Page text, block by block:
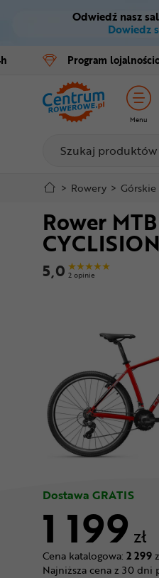
Menu
Informacje o
Do
Szczegółowe
Stopka
Mapa
Odwiedź nasz
Dowiedz
Program
Menu
Rowery
E-bike
Części
Akcesoria
Odzież
Kaski
Buty
Superoferta
> Rowery > Górskie
Rower MTB
5,0 2 opinie
Dostawa GRATIS
1 199 zł
Cena katalogowa: 2 299
Najniższa cena z 30 dni